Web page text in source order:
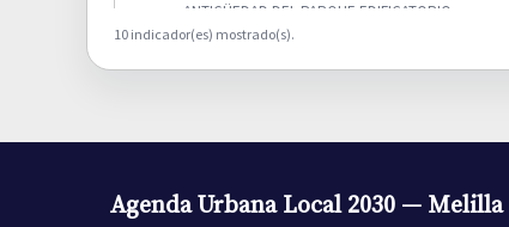
ANTIGÜEDAD DEL PARQUE EDIFICATORIO
D33
CRECIMIENTO DEL PARQUE DE VIVIENDA 2011 -2021
10 indicador(es) mostrado(s).
Agenda Urbana Local 2030 — Melilla